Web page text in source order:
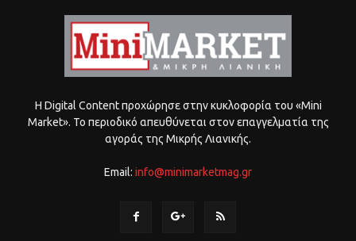
Η Digital Content προχώρησε στην κυκλοφορία του «Mini
Market». Το περιοδικό απευθύνεται στον επαγγελματία της
αγοράς της Μικρής Λιανικής.
Email: info@minimarketmag.gr